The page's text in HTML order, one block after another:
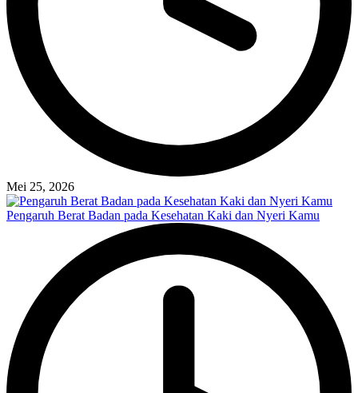
Mei 25, 2026
Pengaruh Berat Badan pada Kesehatan Kaki dan Nyeri Kamu